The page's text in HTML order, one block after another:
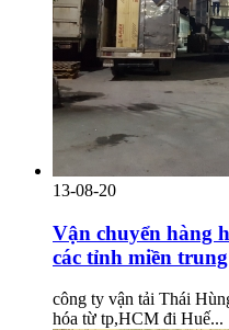
13-08-20
Vận chuyển hàng
các tỉnh miền trung
công ty vận tải Thái
hóa từ tp,HCM đi Huế...